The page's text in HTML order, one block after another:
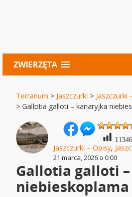
ZWIERZĘTA
Terrarium > Jaszczurki > Jaszczurki
>Gallotia galloti – kanaryjka
11346
Jaszczurki – Opisy,
21 marca, 2026 o 0:00
Gallotia galloti
niebieskoplama